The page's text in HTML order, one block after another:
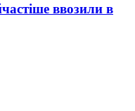
ввозили в